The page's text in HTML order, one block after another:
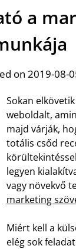
a
on 2019-08-
Sokan
weboldalt,
majd várják,
totális csőd
legyen
vagy növekvő
marketing
Miért kell a
elég sok